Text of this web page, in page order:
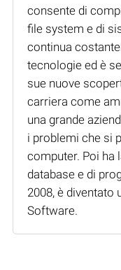
consente di
file system e di
continua
tecnologie ed è
sue nuove
carriera come
una grande
i problemi che si
computer. Poi ha
database e di
2008, è diventato
Software.